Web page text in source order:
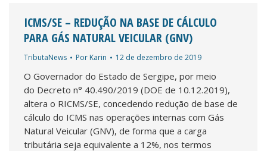
ICMS/SE – REDUÇÃO NA BASE DE CÁLCULO
PARA GÁS NATURAL VEICULAR (GNV)
TributaNews Por Karin 12 de dezembro de 2019
O Governador do Estado de Sergipe, por meio
do Decreto n° 40.490/2019 (DOE de 10.12.2019),
altera o RICMS/SE, concedendo redução de base de
cálculo do ICMS nas operações internas com Gás
Natural Veicular (GNV), de forma que a carga
tributária seja equivalente a 12%, nos termos